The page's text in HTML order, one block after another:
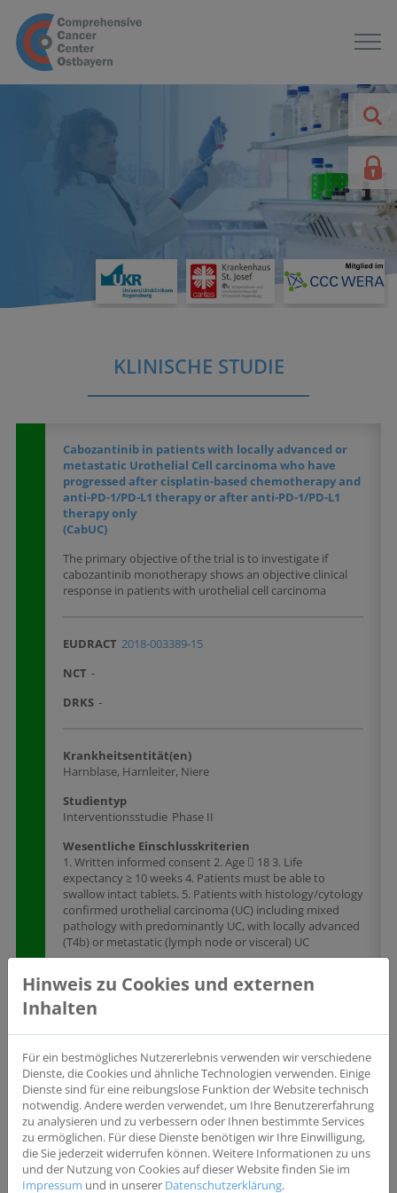
KLINISCHE STUDIE
Cabozantinib in patients with locally advanced or
metastatic Urothelial Cell carcinoma who have
progressed after cisplatin-based chemotherapy and
anti-PD-1/PD-L1 therapy or after anti-PD-1/PD-L1
therapy only
(CabUC)
The primary objective of the trial is to investigate if
cabozantinib monotherapy shows an objective clinical
response in patients with urothelial cell carcinoma
EUDRACT 2018-003389-15
NCT -
DRKS -
Krankheitsentität(en)
Harnblase, Harnleiter, Niere
Studientyp
Interventionsstudie Phase II
Wesentliche Einschlusskriterien
1. Written informed consent 2. Age  18 3. Life
expectancy ≥ 10 weeks 4. Patients must be able to
swallow intact tablets. 5. Patients with histology/cytology
confirmed urothelial carcinoma (UC) including mixed
pathology with predominantly UC, with locally advanced
(T4b) or metastatic (lymph node or visceral) UC
Wesentliche Ausschlusskriterien
Radiation, chemotherapy, or other anti-cancer therapy
<4 weeks prior to enrollment in the study. 2. Patients
previously treated with small molecule tyrosine kinase
inhibitors. 3. Systemic treatment with radionuclides <4
weeks prior to enrollment in the study, and subjects with
clinically relevant ongoing complications from prior
radiation therapy. 4. Abdominal surgery <10 weeks prior
to enrollment in the study. Complete wound healing
must be observed at least 10 days prior to enrollment,
and patients should not have relevant ongoing
complications at study enrollment. 5. Inadequate organ
and bone marrow function as evidenced by: 
Hinweis zu Cookies und externen
Inhalten
Für ein bestmögliches Nutzererlebnis verwenden wir verschiedene
Dienste, die Cookies und ähnliche Technologien verwenden. Einige
Dienste sind für eine reibungslose Funktion der Website technisch
notwendig. Andere werden verwendet, um Ihre Benutzererfahrung
zu analysieren und zu verbessern oder Ihnen bestimmte Services
zu ermöglichen. Für diese Dienste benötigen wir Ihre Einwilligung,
die Sie jederzeit widerrufen können. Weitere Informationen zu uns
und der Nutzung von Cookies auf dieser Website finden Sie im
Impressum und in unserer Datenschutzerklärung.